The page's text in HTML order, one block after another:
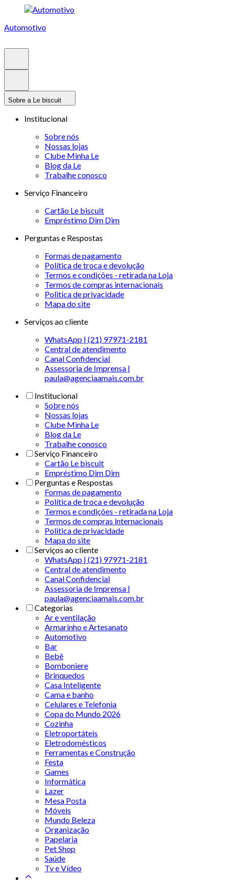
Automotivo
Sobre a Le biscuit
Institucional
Sobre nós
Nossas lojas
Clube Minha Le
Blog da Le
Trabalhe conosco
Serviço Financeiro
Cartão Le biscuit
Empréstimo Dim Dim
Perguntas e Respostas
Formas de pagamento
Política de troca e devolução
Termos e condições - retirada na Loja
Termos de compras internacionais
Politica de privacidade
Mapa do site
Serviços ao cliente
WhatsApp | (21) 97971-2181
Central de atendimento
Canal Confidencial
Assessoria de Imprensa |
paula@agenciaamais.com.br
Institucional
Sobre nós
Nossas lojas
Clube Minha Le
Blog da Le
Trabalhe conosco
Serviço Financeiro
Cartão Le biscuit
Empréstimo Dim Dim
Perguntas e Respostas
Formas de pagamento
Política de troca e devolução
Termos e condições - retirada na Loja
Termos de compras internacionais
Politica de privacidade
Mapa do site
Serviços ao cliente
WhatsApp | (21) 97971-2181
Central de atendimento
Canal Confidencial
Assessoria de Imprensa |
paula@agenciaamais.com.br
Categorias
Ar e ventilação
Armarinho e Artesanato
Automotivo
Bar
Bebê
Bomboniere
Brinquedos
Casa Inteligente
Cama e banho
Celulares e Telefonia
Copa do Mundo 2026
Cozinha
Eletroportáteis
Eletrodomésticos
Ferramentas e Construção
Festa
Games
Informática
Lazer
Mesa Posta
Móveis
Mundo Beleza
Organização
Papelaria
Pet Shop
Saúde
Tv e Vídeo